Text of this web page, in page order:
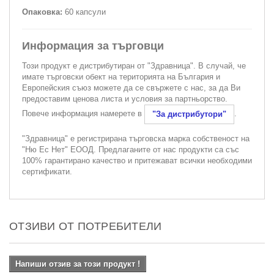
Опаковка: 60 капсули
Информация за търговци
Този продукт е дистрибутиран от "Здравница". В случай, че
имате търговски обект на територията на България и
Европейския съюз можете да се свържете с нас, за да Ви
предоставим ценова листа и условия за партньорство.
Повече информация намерете в
"За дистрибутори" .
"Здравница" е регистрирана търговска марка собственост на
"Ню Ес Нет" ЕООД. Предлаганите от нас продукти са със
100% гарантирано качество и притежават всички необходими
сертификати.
ОТЗИВИ ОТ ПОТРЕБИТЕЛИ
Напиши отзив за този продукт !